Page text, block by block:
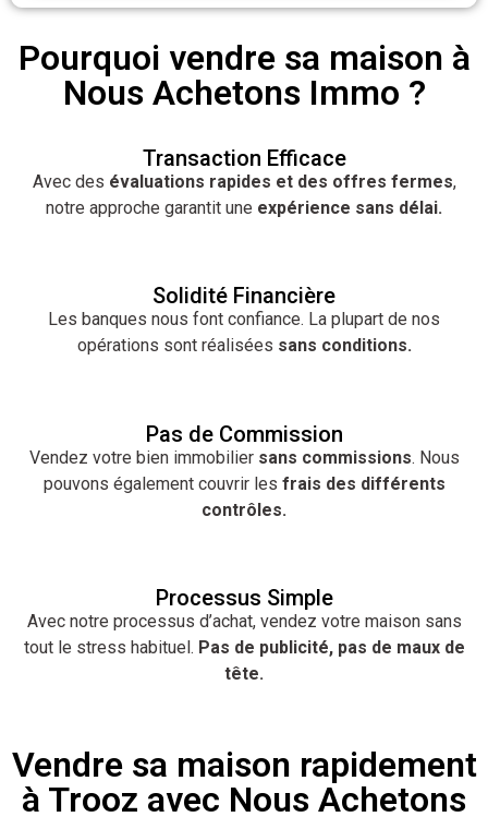
Pourquoi vendre sa maison à
Nous Achetons Immo ?
Transaction Efficace
Avec des évaluations rapides et des offres fermes,
notre approche garantit une expérience sans délai.
Solidité Financière
Les banques nous font confiance. La plupart de nos
opérations sont réalisées sans conditions.
Pas de Commission
Vendez votre bien immobilier sans commissions. Nous
pouvons également couvrir les frais des différents
contrôles.
Processus Simple
Avec notre processus d’achat, vendez votre maison sans
tout le stress habituel. Pas de publicité, pas de maux de
tête.
Vendre sa maison rapidement
à Trooz avec Nous Achetons